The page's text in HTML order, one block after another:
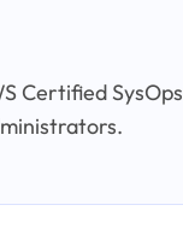
Certified SysOps